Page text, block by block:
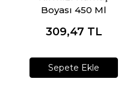
Boyası 450 Ml
309,47 TL
Sepete Ekle